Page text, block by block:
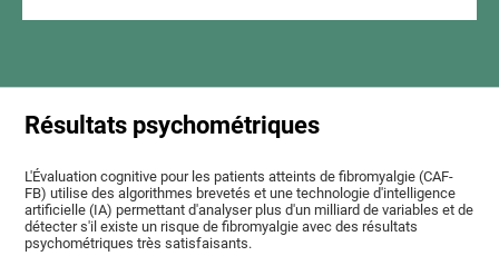
Résultats psychométriques
L'Évaluation cognitive pour les patients atteints de fibromyalgie (CAF-
FB) utilise des algorithmes brevetés et une technologie d'intelligence
artificielle (IA) permettant d'analyser plus d'un milliard de variables et de
détecter s'il existe un risque de fibromyalgie avec des résultats
psychométriques très satisfaisants.